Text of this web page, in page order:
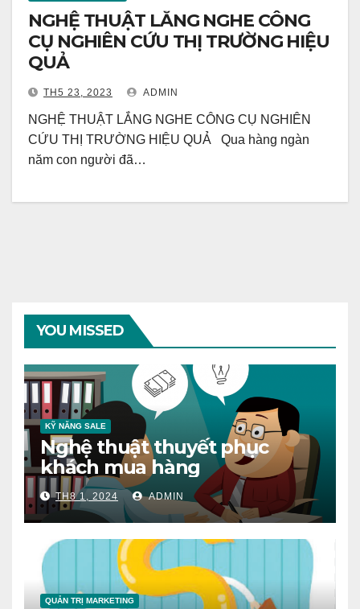
NGHỆ THUẬT LẮNG NGHE CÔNG
CỤ NGHIÊN CỨU THỊ TRƯỜNG HIỆU
QUẢ
TH5 23, 2023 ADMIN
NGHỆ THUẬT LẮNG NGHE CÔNG CỤ NGHIÊN
CỨU THỊ TRƯỜNG HIỆU QUẢ Qua hàng ngàn
năm con người đã…
YOU MISSED
KỸ NĂNG SALE
Nghệ thuật thuyết phục
khách mua hàng
TH8 1, 2024 ADMIN
QUẢN TRỊ MARKETING